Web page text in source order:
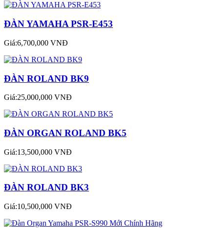
ĐÀN YAMAHA PSR-E453
Giá:6,700,000 VNĐ
ĐÀN ROLAND BK9
Giá:25,000,000 VNĐ
ĐÀN ORGAN ROLAND BK5
Giá:13,500,000 VNĐ
ĐÀN ROLAND BK3
Giá:10,500,000 VNĐ